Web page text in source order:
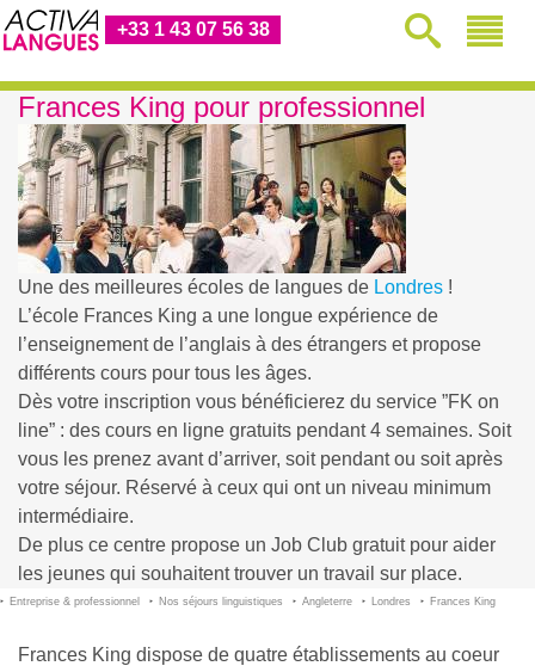
+33 1 43 07 56 38
Frances King pour professionnel
Une des meilleures écoles de langues de Londres !
L’école Frances King a une longue expérience de
l’enseignement de l’anglais à des étrangers et propose
différents cours pour tous les âges.
Dès votre inscription vous bénéficierez du service ”FK on
line” : des cours en ligne gratuits pendant 4 semaines. Soit
vous les prenez avant d’arriver, soit pendant ou soit après
votre séjour. Réservé à ceux qui ont un niveau minimum
intermédiaire.
De plus ce centre propose un Job Club gratuit pour aider
les jeunes qui souhaitent trouver un travail sur place.
Entreprise & professionnel Nos séjours linguistiques Angleterre Londres Frances King
Frances King dispose de quatre établissements au coeur